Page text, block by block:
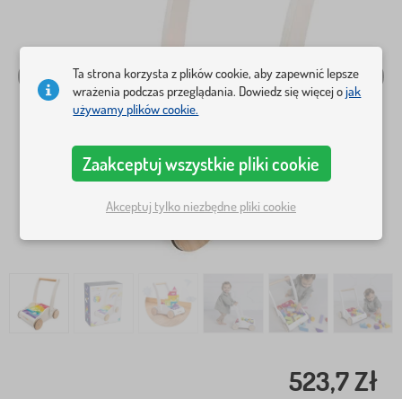
523,7 Zł
Ta strona korzysta z plików cookie, aby zapewnić lepsze
wrażenia podczas przeglądania. Dowiedz się więcej ojak
używamy plików cookie.
Zaakceptuj wszystkie pliki cookie
Akceptuj tylko niezbędne pliki cookie